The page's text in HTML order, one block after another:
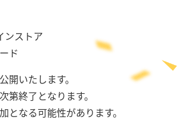
ンストア
ド
開いたします。
第終了となります。
となる可能性があります。